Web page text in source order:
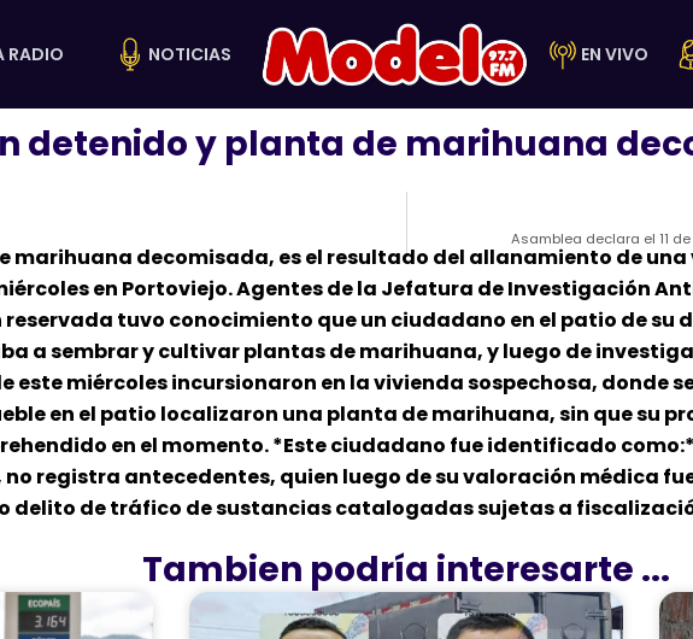
RADIO NOTICIAS EN VIVO
detenido y planta de marihuana
Asamblea declara el 11
marihuana decomisada, es el resultado del allanamiento de
en Portoviejo. Agentes de la Jefatura de Investigación
tuvo conocimiento que un ciudadano en el patio de su
a sembrar y cultivar plantas de marihuana, y luego de
este miércoles incursionaron en la vivienda sospechosa, donde
en el patio localizaron una planta de marihuana, sin que su
en el momento. *Este ciudadano fue identificado
registra antecedentes, quien luego de su valoración médica
delito de tráfico de sustancias catalogadas sujetas a
Tambien podría interesarte ...